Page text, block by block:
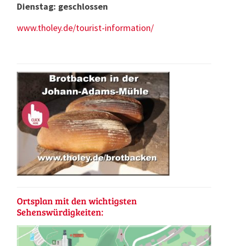
Dienstag: geschlossen
www.tholey.de/tourist-information/
Ortsplan mit den wichtigsten
Sehenswürdigkeiten: